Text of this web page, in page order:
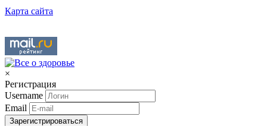
Карта сайта
×
Регистрация
Username
Email
Зарегистрироваться